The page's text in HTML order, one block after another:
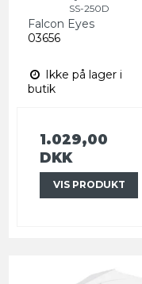
SS-250D
Falcon Eyes
03656
Ikke på lager i
butik
1.029,00
DKK
VIS PRODUKT